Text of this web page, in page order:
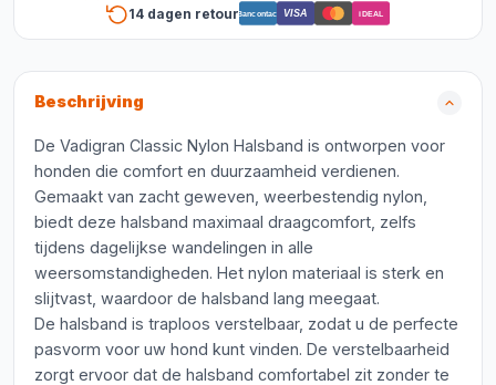
14 dagen retourBancontact VISA iDEAL
Beschrijving
De Vadigran Classic Nylon Halsband is ontworpen voor
honden die comfort en duurzaamheid verdienen.
Gemaakt van zacht geweven, weerbestendig nylon,
biedt deze halsband maximaal draagcomfort, zelfs
tijdens dagelijkse wandelingen in alle
weersomstandigheden. Het nylon materiaal is sterk en
slijtvast, waardoor de halsband lang meegaat.
De halsband is traploos verstelbaar, zodat u de perfecte
pasvorm voor uw hond kunt vinden. De verstelbaarheid
zorgt ervoor dat de halsband comfortabel zit zonder te